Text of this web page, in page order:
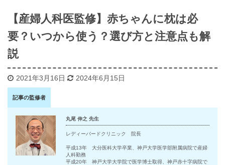
【産婦人科医監修】赤ちゃんに枕は必
要？いつから使う？選び方と注意点も解
説
2021年3月16日 2024年6月15日
記事の監修者
丸尾 伸之 先生
レディーバードクリニック 院長
平成13年 大分医科大学卒業、神戸大学医学部附属病院で産婦
人科勤務
平成20年 神戸大学大学院で医学博士取得、神戸赤十字病院で